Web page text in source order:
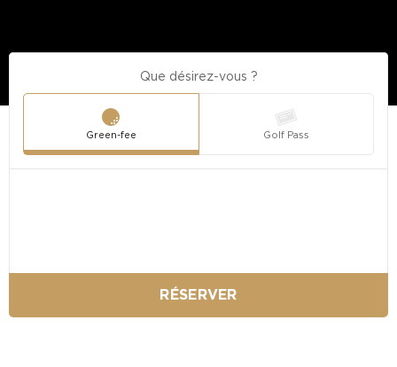
Ouvert
Que désirez-vous ?
Green-fee Golf Pass
RÉSERVER